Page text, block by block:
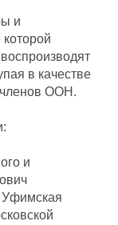
и
в качестве
членов ООН.
и
Уфимская